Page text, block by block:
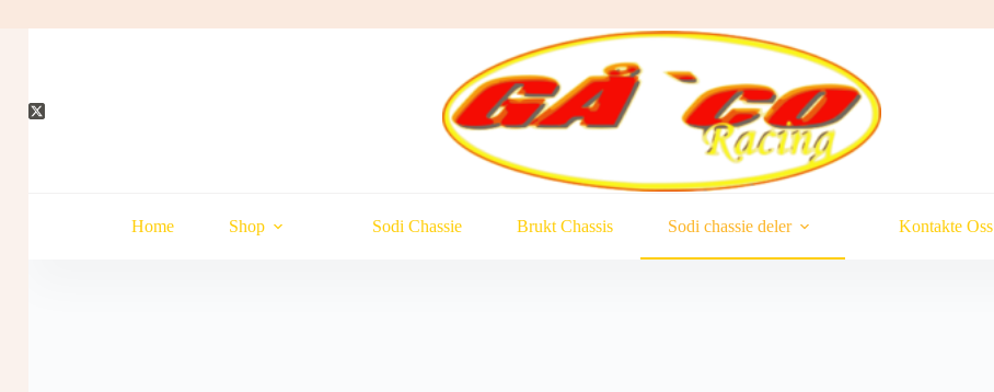
Home Shop Sodi Chassie Brukt Chassis Sodi chassie deler Kontakte Oss